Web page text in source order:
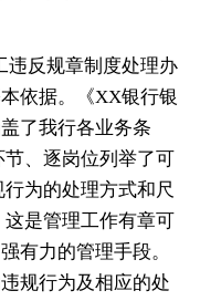
违反规章制度处理办
依据。《XX银行银
了我行各业务条
、逐岗位列举了可
为的处理方式和尺
是管理工作有章可
有力的管理手段。
规行为及相应的处